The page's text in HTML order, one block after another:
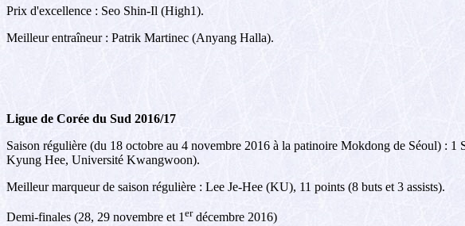
Prix d'excellence : Seo Shin-Il (High1).
Meilleur entraîneur : Patrik Martinec (Anyang Halla).
Ligue de Corée du Sud 2016/17
Saison régulière (du 18 octobre au 4 novembre 2016 à la patinoire Mokdong de Séoul) :
Kyung Hee, Université Kwangwoon).
Meilleur marqueur de saison régulière : Lee Je-Hee (KU), 11 points (8 buts et 3 assists).
Demi-finales (28, 29 novembre et 1 erdécembre 2016)